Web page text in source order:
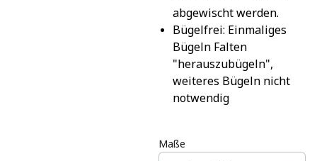
abgewischt werden.
Bügelfrei: Einmaliges
Bügeln Falten
"herauszubügeln",
weiteres Bügeln nicht
notwendig
Maße